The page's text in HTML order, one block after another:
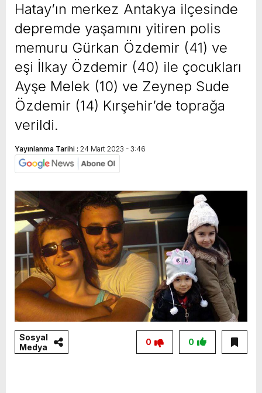
Hatay’ın merkez Antakya ilçesinde
depremde yaşamını yitiren polis
memuru Gürkan Özdemir (41) ve
eşi İlkay Özdemir (40) ile çocukları
Ayşe Melek (10) ve Zeynep Sude
Özdemir (14) Kırşehir’de toprağa
verildi.
Yayınlanma Tarihi : 24 Mart 2023 - 3:46
Sosyal
Medya
0
0